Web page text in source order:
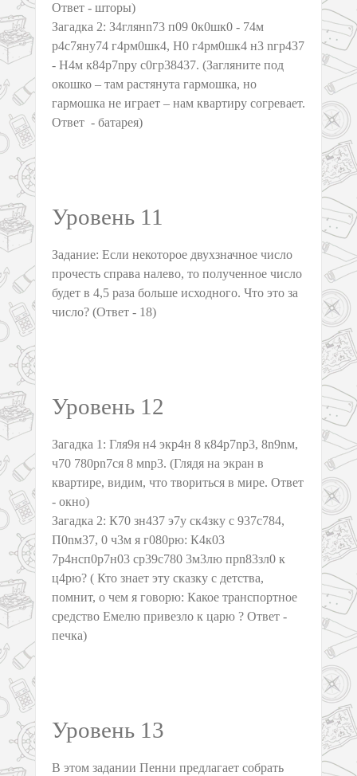
Ответ - шторы)
Загадка 2: З4глянn73 п09 0к0шк0 - 74м
р4с7яну74 г4рм0шк4, Н0 г4рм0шк4 н3 nгр437
- Н4м к84р7nру с0гр38437. (Загляните под
окошко – там растянута гармошка, но
гармошка не играет – нам квартиру согревает.
Ответ - батарея)
Уровень 11
Задание: Если некоторое двухзначное число
прочесть справа налево, то полученное число
будет в 4,5 раза больше исходного. Что это за
число? (Ответ - 18)
Уровень 12
Загадка 1: Гля9я н4 экр4н 8 к84р7nр3, 8n9nм,
ч70 780рn7ся 8 мnр3. (Глядя на экран в
квартире, видим, что твориться в мире. Ответ
- окно)
Загадка 2: К70 зн437 э7у ск4зку с 937с784,
П0nм37, 0 ч3м я г080рю: К4к03
7р4нсп0р7н03 ср39с780 3м3лю прn83зл0 к
ц4рю? ( Кто знает эту сказку с детства,
помнит, о чем я говорю: Какое транспортное
средство Емелю привезло к царю ? Ответ -
печка)
Уровень 13
В этом задании Пенни предлагает собрать